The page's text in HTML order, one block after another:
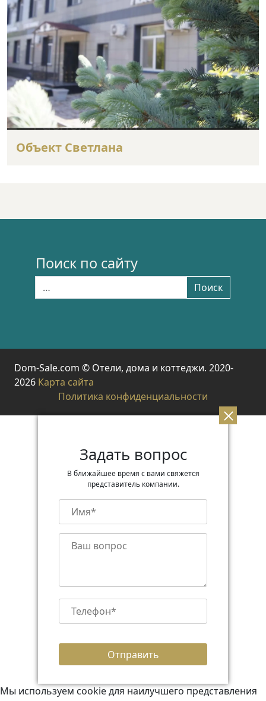
Объект Светлана
Поиск по сайту
Поиск
Dom-Sale.com © Отели, дома и коттеджи. 2020-
2026 Карта сайта
Политика конфиденциальности
Задать вопрос
В ближайшее время с вами свяжется
представитель компании.
Мы используем cookie для наилучшего представления